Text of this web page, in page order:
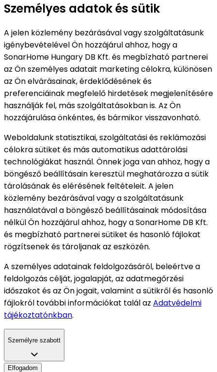
Személyes adatok és sütik
A jelen közlemény bezárásával vagy szolgáltatásunk
igénybevételével Ön hozzájárul ahhoz, hogy a
SonarHome Hungary DB Kft. és megbízható partnerei
az Ön személyes adatait marketing célokra, különösen
az Ön elvárásainak, érdeklődésének és
preferenciáinak megfelelő hirdetések megjelenítésére
használják fel, más szolgáltatásokban is. Az Ön
hozzájárulása önkéntes, és bármikor visszavonható.
Weboldalunk statisztikai, szolgáltatási és reklámozási
célokra sütiket és más automatikus adattárolási
technológiákat használ. Önnek joga van ahhoz, hogy a
böngésző beállításain keresztül meghatározza a sütik
tárolásának és elérésének feltételeit. A jelen
közlemény bezárásával vagy a szolgáltatásunk
használatával a böngésző beállításainak módosítása
nélkül Ön hozzájárul ahhoz, hogy a SonarHome DB Kft.
és megbízható partnerei sütiket és hasonló fájlokat
rögzítsenek és tároljanak az eszközén.
A személyes adatainak feldolgozásáról, beleértve a
feldolgozás célját, jogalapját, az adatmegőrzési
időszakot és az Ön jogait, valamint a sütikről és hasonló
fájlokról további információkat talál az Adatvédelmi
tájékoztatónkban.
Személyre szabott
Elfogadom